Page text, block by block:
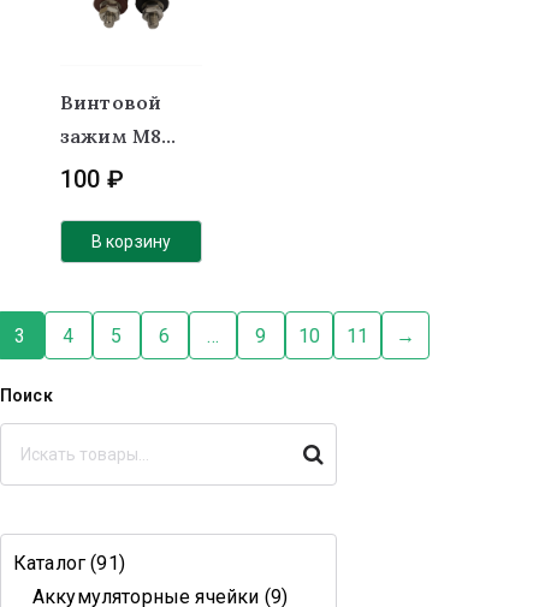
Винтовой
зажим М8
никель
100 ₽
В корзину
3 4 5 6 … 9 10 11 →
Поиск
Поиск
Каталог 91
Аккумуляторные ячейки 9